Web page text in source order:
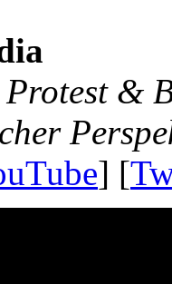
&
] [